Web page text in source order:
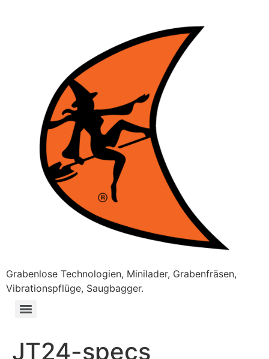
Grabenlose Technologien, Minilader, Grabenfräsen,
Vibrationspflüge, Saugbagger.
JT24-specs